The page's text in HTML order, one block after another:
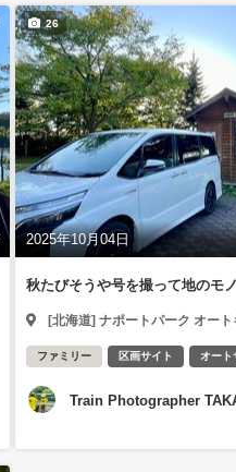
2025年10月04日
26
秋たびそうや号を撮って地のモ
[北海道] ナポートパーク オー
ファミリー 区画サイト オート
Train Photographer